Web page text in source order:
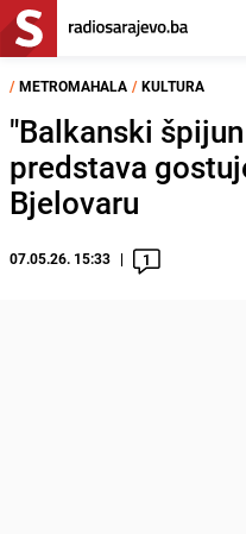
/ METROMAHALA / KULTURA
"Balkanski
predstava
Bjelovaru
07.05.26. 15:33 1